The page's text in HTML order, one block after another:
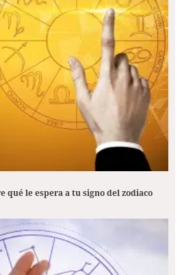
qué le espera a tu signo del zodiaco